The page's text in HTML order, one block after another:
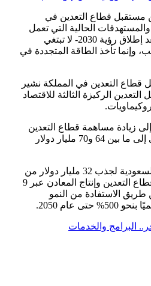
مستقبل قطاع التعدين في
الحالية التي تعمل
عليها السعودية -لا سيما بعد إطلاق رؤية 2030- لا تبتغي
وإنما تأخذ الطاقة المتجددة في
التعدين في المملكة نشير
الركيزة الثالثة للاقتصاد
زيادة مساهمة قطاع التعدين
في الناتج المحلي الإجمالي إلى ما بين 64 و70 مليار دولار
وتخطط المملكة العربية السعودية لجذب 32 مليار دولار من
الاستثمارات الجديدة في قطاع التعدين وإنتاج المعادن عبر 9
الاستفادة من النمو
عام 2050.
البرامج والخدمات